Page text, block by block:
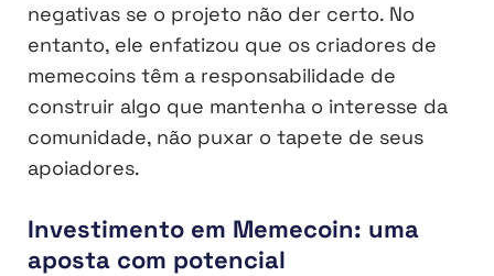
negativas se o projeto não der certo. No
entanto, ele enfatizou que os criadores de
memecoins têm a responsabilidade de
construir algo que mantenha o interesse da
comunidade, não puxar o tapete de seus
apoiadores.
Investimento em Memecoin: uma
aposta com potencial